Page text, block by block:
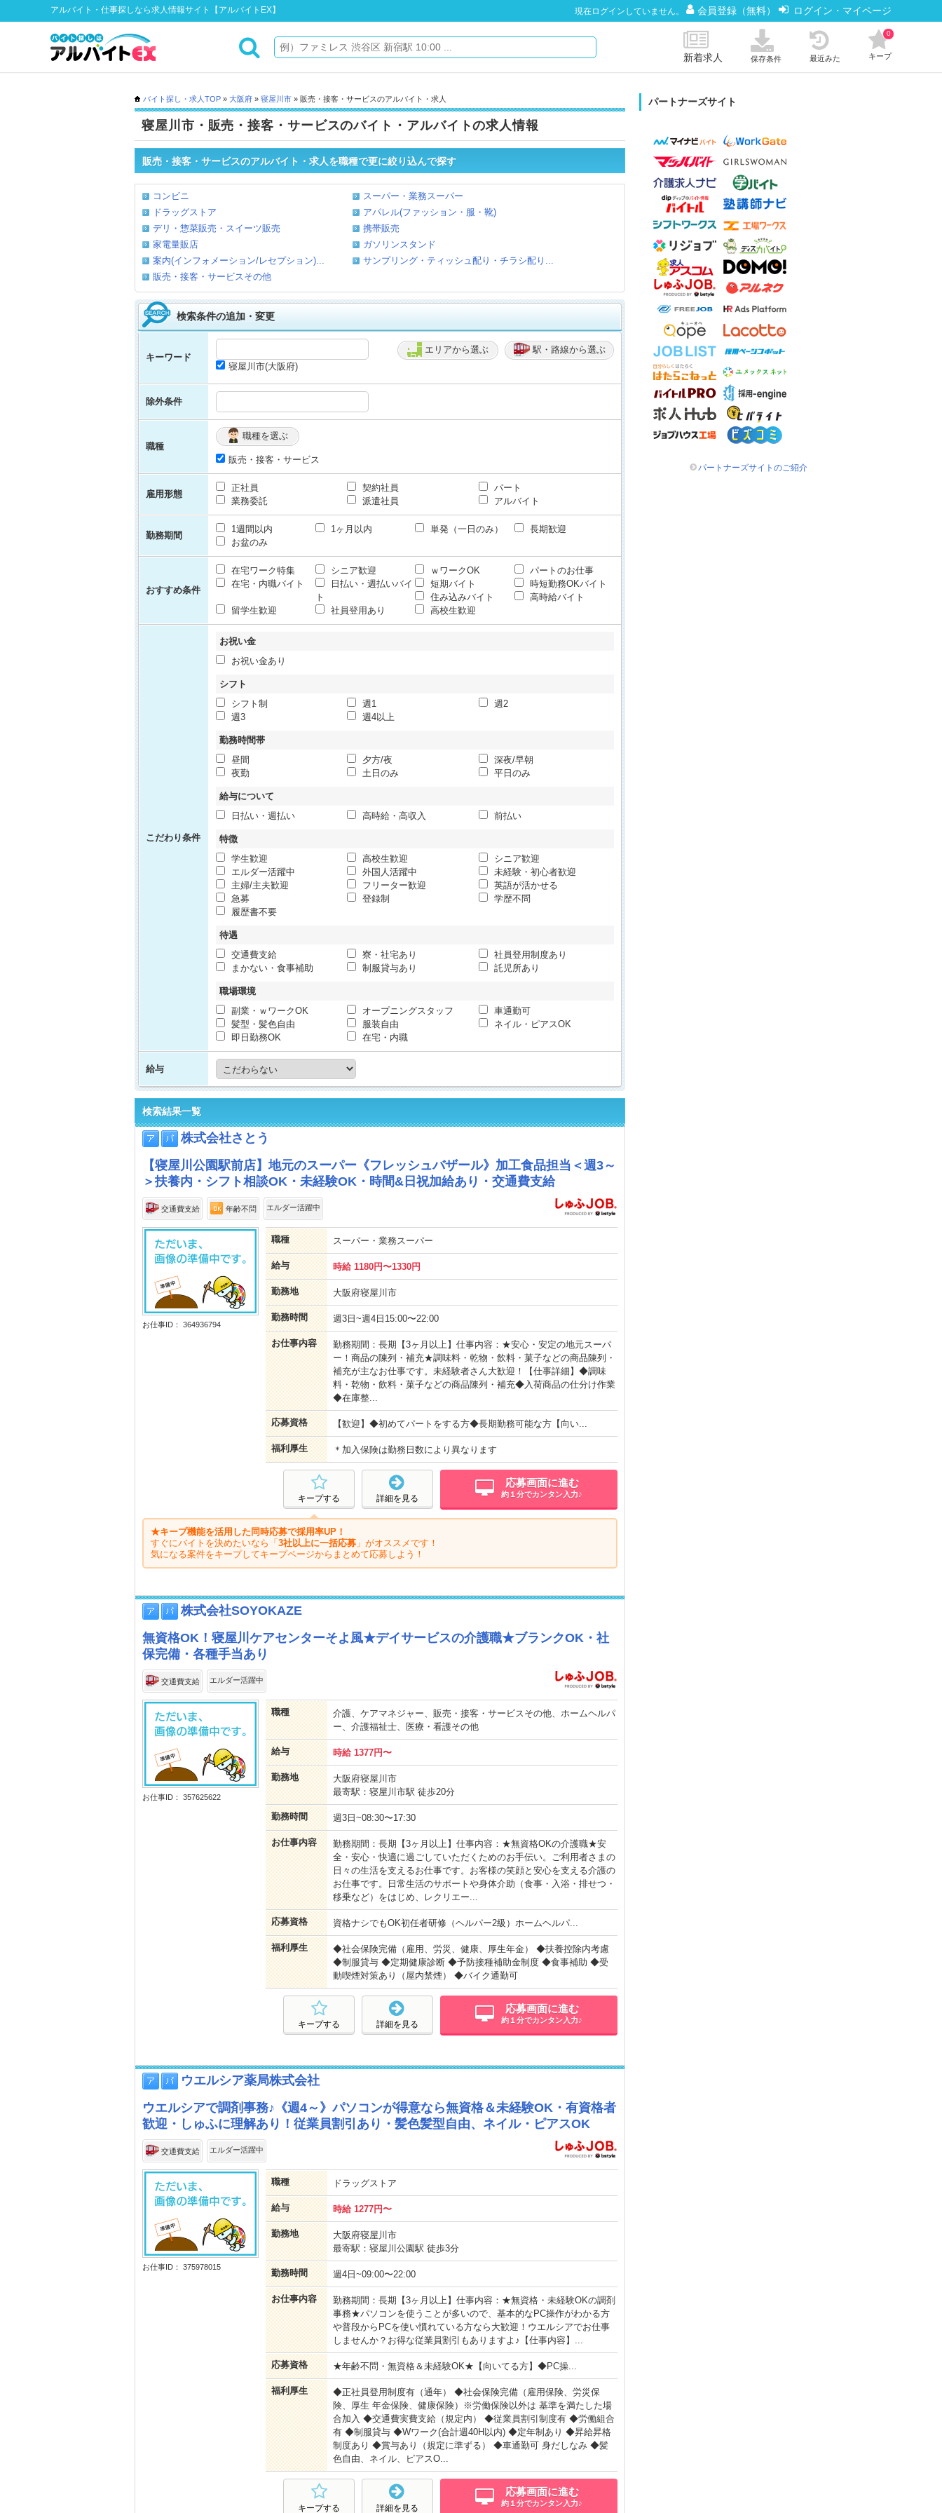
アルバイト・仕事探しなら求人情報サイト【アルバイトEX】 現在ログインしていません。 会員登録（無料） ログイン・マイページ
新着求人 保存条件 最近みた キープ
0
バイト探し・求人TOP » 大阪府 » 寝屋川市 » 販売・接客・サービスのアルバイト・求人
寝屋川市・販売・接客・サービスのバイト・アルバイトの求人情報
販売・接客・サービスのアルバイト・求人を職種で更に絞り込んで探す
コンビニ
スーパー・業務スーパー
ドラッグストア
アパレル(ファッション・服・靴)
デリ・惣菜販売・スイーツ販売
携帯販売
家電量販店
ガソリンスタンド
案内(インフォメーション/レセプション)...
サンプリング・ティッシュ配り・チラシ配り...
販売・接客・サービスその他
検索条件の追加・変更
キーワード
エリアから選ぶ
駅・路線から選ぶ
寝屋川市(大阪府)
除外条件
職種
職種を選ぶ
販売・接客・サービス
雇用形態
正社員 契約社員
パート
業務委託
派遣社員 アルバイト
勤務期間
1週間以内 1ヶ月以内 単発（一日のみ）
長期歓迎
お盆のみ
おすすめ条件
在宅ワーク特集 シニア歓迎 ｗワークOK
パートのお仕事
在宅・内職バイト
日払い・週払いバイ
ト
短期バイト
時短勤務OKバイト
住み込みバイト
高時給バイト
留学生歓迎
社員登用あり 高校生歓迎
こだわり条件
お祝い金
お祝い金あり
シフト
シフト制
週1
週2
週3
週4以上
勤務時間帯
昼間
夕方/夜
深夜/早朝
夜勤
土日のみ 平日のみ
給与について
日払い・週払い
高時給・高収入 前払い
特徴
学生歓迎
高校生歓迎
シニア歓迎
エルダー活躍中
外国人活躍中
未経験・初心者歓迎
主婦/主夫歓迎
フリーター歓迎
英語が活かせる
急募
登録制
学歴不問
履歴書不要
待遇
交通費支給
寮・社宅あり
社員登用制度あり
まかない・食事補助
制服貸与あり 託児所あり
職場環境
副業・ｗワークOK
オープニングスタッフ
車通勤可
髪型・髪色自由
服装自由
ネイル・ピアスOK
即日勤務OK
在宅・内職
給与
検索結果一覧
株式会社さとう
【寝屋川公園駅前店】地元のスーパー《フレッシュバザール》加工食品担当＜週3～
＞扶養内・シフト相談OK・未経験OK・時間&日祝加給あり・交通費支給
交通費支給 年齢不問 エルダー活躍中
お仕事ID： 364936794
職種 スーパー・業務スーパー
給与 時給 1180円〜1330円
勤務地 大阪府寝屋川市
勤務時間 週3日~週4日15:00〜22:00
お仕事内容
勤務期間：長期【3ヶ月以上】仕事内容：★安心・安定の地元スーパ
ー！商品の陳列・補充★調味料・乾物・飲料・菓子などの商品陳列・
補充が主なお仕事です。未経験者さん大歓迎！【仕事詳細】◆調味
料・乾物・飲料・菓子などの商品陳列・補充◆入荷商品の仕分け作業
◆在庫整...
応募資格 【歓迎】◆初めてパートをする方◆長期勤務可能な方【向い...
福利厚生 ＊加入保険は勤務日数により異なります
応募画面に進む
約１分でカンタン入力♪
詳細を見る
キープする
★キープ機能を活用した同時応募で採用率UP！
すぐにバイトを決めたいなら「 3社以上に一括応募 」がオススメです！
気になる案件をキープしてキープページからまとめて応募しよう！
株式会社SOYOKAZE
無資格OK！寝屋川ケアセンターそよ風★デイサービスの介護職★ブランクOK・社
保完備・各種手当あり
交通費支給 エルダー活躍中
お仕事ID： 357625622
職種
介護、ケアマネジャー、販売・接客・サービスその他、ホームヘルパ
ー、介護福祉士、医療・看護その他
給与 時給 1377円〜
勤務地
大阪府寝屋川市
最寄駅：寝屋川市駅 徒歩20分
勤務時間 週3日~08:30〜17:30
お仕事内容
勤務期間：長期【3ヶ月以上】仕事内容：★無資格OKの介護職★安
全・安心・快適に過ごしていただくためのお手伝い。ご利用者さまの
日々の生活を支えるお仕事です。お客様の笑顔と安心を支える介護の
お仕事です。日常生活のサポートや身体介助（食事・入浴・排せつ・
移乗など）をはじめ、レクリエー...
応募資格 資格ナシでもOK初任者研修（ヘルパー2級）ホームヘルパ...
福利厚生
◆社会保険完備（雇用、労災、健康、厚生年金） ◆扶養控除内考慮
◆制服貸与 ◆定期健康診断 ◆予防接種補助金制度 ◆食事補助 ◆受
動喫煙対策あり（屋内禁煙） ◆バイク通勤可
応募画面に進む
約１分でカンタン入力♪
詳細を見る
キープする
ウエルシア薬局株式会社
ウエルシアで調剤事務♪《週4～》パソコンが得意なら無資格＆未経験OK・有資格者
歓迎・しゅふに理解あり！従業員割引あり・髪色髪型自由、ネイル・ピアスOK
交通費支給 エルダー活躍中
お仕事ID： 375978015
職種 ドラッグストア
給与 時給 1277円〜
勤務地
大阪府寝屋川市
最寄駅：寝屋川公園駅 徒歩3分
勤務時間 週4日~09:00〜22:00
お仕事内容
勤務期間：長期【3ヶ月以上】仕事内容：★無資格・未経験OKの調剤
事務★パソコンを使うことが多いので、基本的なPC操作がわかる方
や普段からPCを使い慣れている方なら大歓迎！ウエルシアでお仕事
しませんか？お得な従業員割引もありますよ♪【仕事内容】...
応募資格 ★年齢不問・無資格＆未経験OK★【向いてる方】◆PC操...
福利厚生
◆正社員登用制度有（通年） ◆社会保険完備（雇用保険、労災保
険、厚生 年金保険、健康保険）※労働保険以外は 基準を満たした場
合加入 ◆交通費実費支給（規定内） ◆従業員割引制度有 ◆労働組合
有 ◆制服貸与 ◆Wワーク(合計週40H以内) ◆定年制あり ◆昇給昇格
制度あり ◆賞与あり（規定に準ずる） ◆車通勤可 身だしなみ ◆髪
色自由、ネイル、ピアスO...
応募画面に進む
約１分でカンタン入力♪
詳細を見る
キープする
パートナーズサイト
パートナーズサイトのご紹介